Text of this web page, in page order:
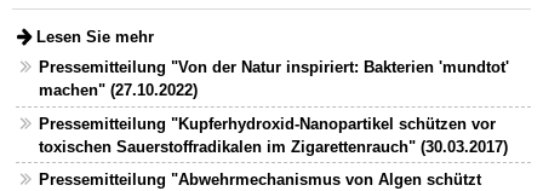
Lesen Sie mehr
Pressemitteilung "Von der Natur inspiriert: Bakterien 'mundtot'
machen" (27.10.2022)
Pressemitteilung "Kupferhydroxid-Nanopartikel schützen vor
toxischen Sauerstoffradikalen im Zigarettenrauch" (30.03.2017)
Pressemitteilung "Abwehrmechanismus von Algen schützt